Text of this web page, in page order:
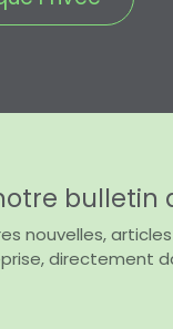
bulletin
nouvelles,
directement